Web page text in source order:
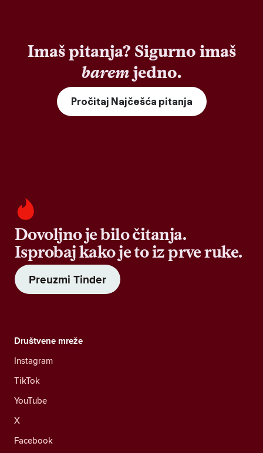
Imaš pitanja? Sigurno imaš
baremjedno.
Pročitaj Najčešća pitanja
Dovoljno je bilo čitanja.
Isprobaj kako je to iz prve ruke.
Preuzmi Tinder
Društvene mreže
Instagram
TikTok
YouTube
X
Facebook